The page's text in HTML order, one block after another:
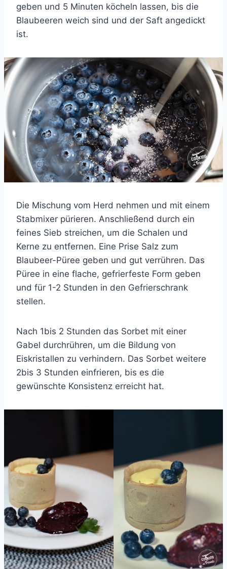
geben und 5 Minuten köcheln lassen, bis die
Blaubeeren weich sind und der Saft angedickt
ist.
Die Mischung vom Herd nehmen und mit einem
Stabmixer pürieren. Anschließend durch ein
feines Sieb streichen, um die Schalen und
Kerne zu entfernen. Eine Prise Salz zum
Blaubeer-Püree geben und gut verrühren. Das
Püree in eine flache, gefrierfeste Form geben
und für 1-2 Stunden in den Gefrierschrank
stellen.
Nach 1bis 2 Stunden das Sorbet mit einer
Gabel durchrühren, um die Bildung von
Eiskristallen zu verhindern. Das Sorbet weitere
2bis 3 Stunden einfrieren, bis es die
gewünschte Konsistenz erreicht hat.